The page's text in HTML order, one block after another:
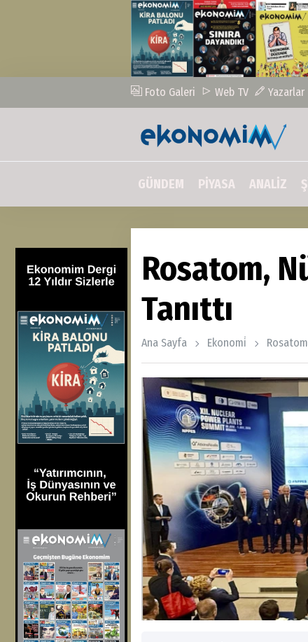
Foto Galeri Web TV Yazarlar
GÜNDEM PİYASA ANALİZ
Rosatom,
Tanıttı
Ana Sayfa Ekonomi̇